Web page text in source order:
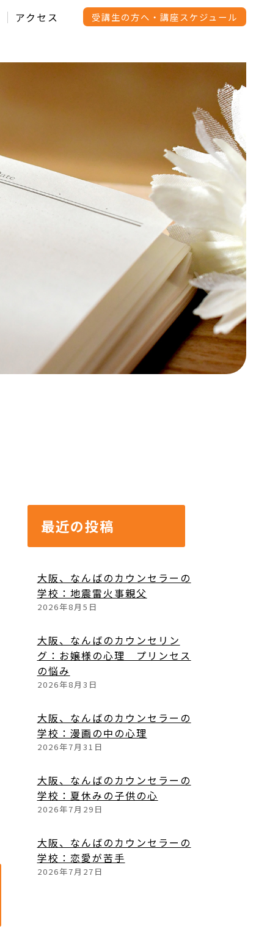
アクセス 受講生の方へ・講座スケジュール
最近の投稿
大阪、なんばのカウンセラーの
学校：地震雷火事親父
2026年8月5日
大阪、なんばのカウンセリン
グ：お嬢様の心理 プリンセス
の悩み
2026年8月3日
大阪、なんばのカウンセラーの
学校：漫画の中の心理
2026年7月31日
大阪、なんばのカウンセラーの
学校：夏休みの子供の心
2026年7月29日
大阪、なんばのカウンセラーの
学校：恋愛が苦手
2026年7月27日